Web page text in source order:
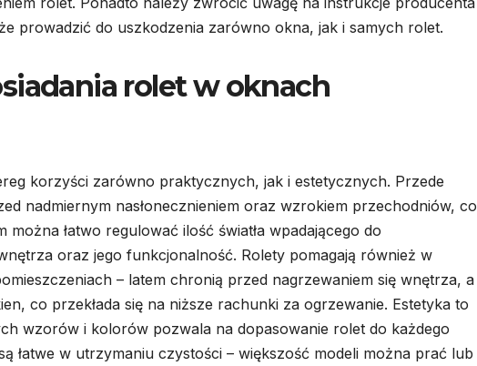
prowadzić do uszkodzenia zarówno okna, jak i samych rolet.
rolet w oknach
korzyści zarówno praktycznych, jak i estetycznych. Przede
nadmiernym nasłonecznieniem oraz wzrokiem przechodniów, co
łatwo regulować ilość światła wpadającego do
oraz jego funkcjonalność. Rolety pomagają również w
– latem chronią przed nagrzewaniem się wnętrza, a
co przekłada się na niższe rachunki za ogrzewanie. Estetyka to
wzorów i kolorów pozwala na dopasowanie rolet do każdego
łatwe w utrzymaniu czystości – większość modeli można prać lub